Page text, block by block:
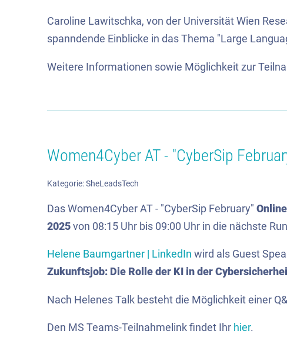
Caroline Lawitschka, von der Universität Wien
spanndende Einblicke in das Thema "Large
Weitere Informationen sowie Möglichkeit zur
Women4Cyber AT - "CyberSip
Kategorie:SheLeadsTech
Das Women4Cyber AT - "CyberSip February"
2025 von 08:15 Uhr bis 09:00 Uhr in die nächste
Helene Baumgartner | LinkedIn wird als Guest
Zukunftsjob: Die Rolle der KI in der
Nach Helenes Talk besteht die Möglichkeit einer
Den MS Teams-Teilnahmelink findet Ihr hier.